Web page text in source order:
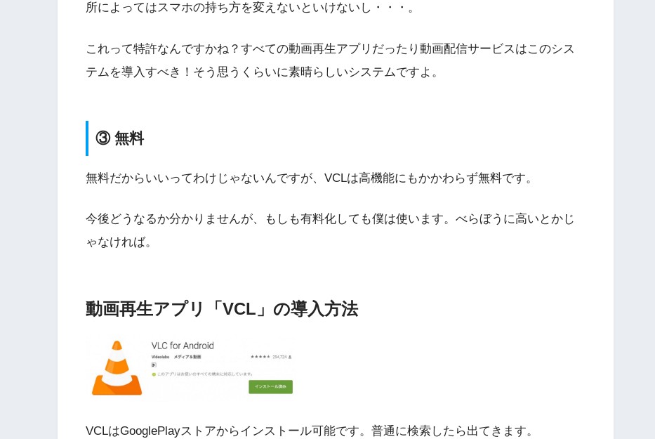
所によってはスマホの持ち方を変えないといけないし・・・。
これって特許なんですかね？すべての動画再生アプリだったり動画配信サービスはこのシス
テムを導入すべき！そう思うくらいに素晴らしいシステムですよ。
③ 無料
無料だからいいってわけじゃないんですが、VCLは高機能にもかかわらず無料です。
今後どうなるか分かりませんが、もしも有料化しても僕は使います。べらぼうに高いとかじ
ゃなければ。
動画再生アプリ「VCL」の導入方法
VCLはGooglePlayストアからインストール可能です。普通に検索したら出てきます。